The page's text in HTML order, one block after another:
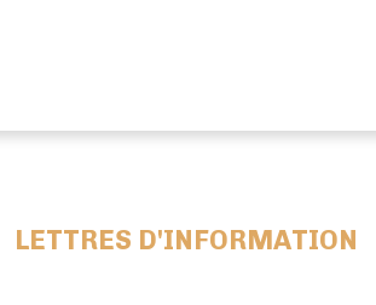
LETTRES D'INFORMATION